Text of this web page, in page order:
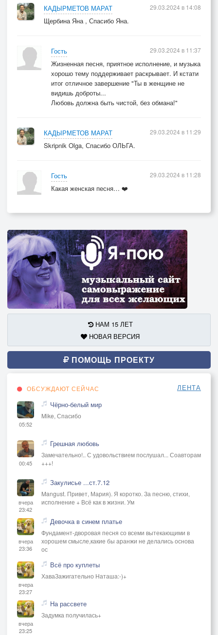
КАДЫРМЕТОВ МАРАТ
Щербина Яна , Спасибо Яна.
29.03.2024 в 14:08
Гость
Жизненная песня, приятное исполнение, и музыка
хорошо тему поддерживает раскрывает. И кстати
итог отличное завершение "Ты в женщине не
видишь доброты...
Любовь должна быть чистой, без обмана!"
29.03.2024 в 11:37
КАДЫРМЕТОВ МАРАТ
Skripnik Olga, Спасибо ОЛЬГА.
29.03.2024 в 11:29
Гость
Какая женская песня… ❤️
29.03.2024 в 11:28
НАМ 15 ЛЕТ
НОВАЯ ВЕРСИЯ
ПОМОЩЬ ПРОЕКТУ
ОБСУЖДАЮТ СЕЙЧАС ЛЕНТА
05:52
Чёрно-белый мир
Mike, Спасибо
00:45
Грешная любовь
Замечательно!.. С удовольствием послушал... Соавторам
+++!
вчера
23:42
Закулисье ...ст.7.12
Mangust. Привет, Мария). Я коротко. За песню, стихи,
исполнение + Всё как в жизни. Ум
вчера
23:36
Девочка в синем платье
Фундамент-дворовая песня со всеми вытекающими в
хорошем смысле,какие бы аранжи не делались основа
ос
вчера
23:27
Всё про куплеты
ХаваЗажигательно Наташа:-)+
вчера
23:25
На рассвете
Задумка получилась+